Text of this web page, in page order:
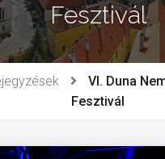
Fesztivál
VI. Duna
Fesztivál